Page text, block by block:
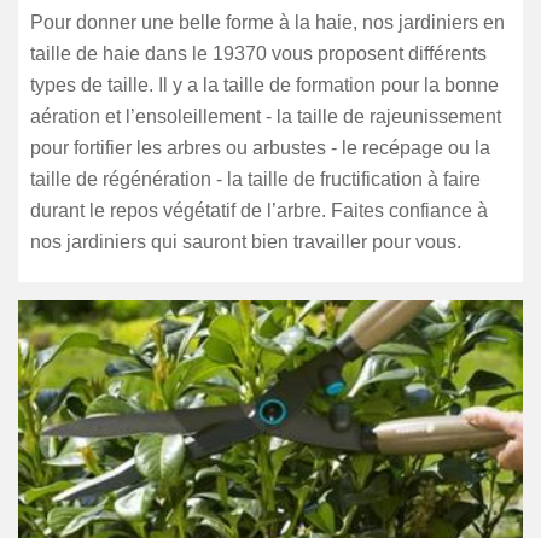
Pour donner une belle forme à la haie, nos jardiniers en
taille de haie dans le 19370 vous proposent différents
types de taille. Il y a la taille de formation pour la bonne
aération et l’ensoleillement - la taille de rajeunissement
pour fortifier les arbres ou arbustes - le recépage ou la
taille de régénération - la taille de fructification à faire
durant le repos végétatif de l’arbre. Faites confiance à
nos jardiniers qui sauront bien travailler pour vous.